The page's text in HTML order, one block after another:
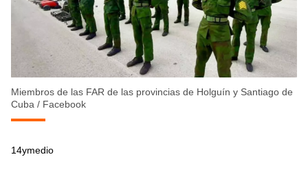
Miembros de las FAR de las provincias de Holguín y Santiago de
Cuba / Facebook
14ymedio